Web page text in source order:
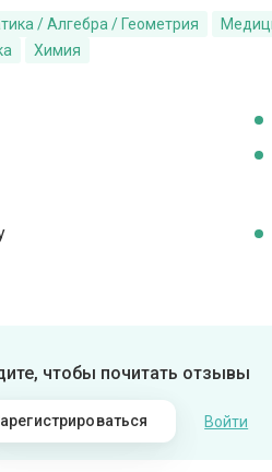
/ Алгебра / Геометрия
Химия
чтобы почитать отзывы
Войти